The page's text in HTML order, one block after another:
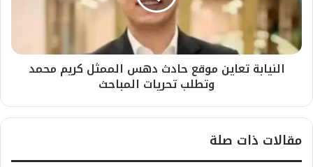
النيابة تعاين موقع حادث دهس الممثل كريم محمد
وتطلب تحريات المباحث
مقالات ذات صلة